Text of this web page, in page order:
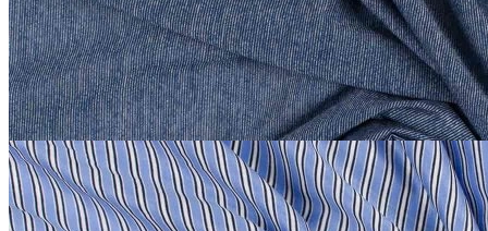
2 200₽
за м
Купить
Etro
Трикотаж сток Etro